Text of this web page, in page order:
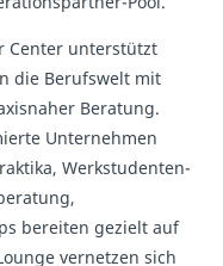
Center unterstützt
die Berufswelt mit
Beratung.
Unternehmen
Werkstudenten-
bereiten gezielt auf
vernetzen sich